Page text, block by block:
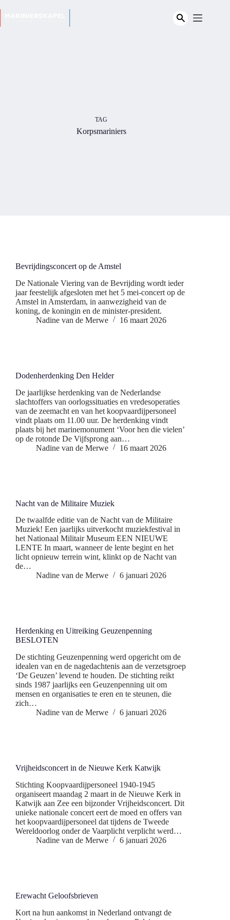
TAG
Korpsmariniers
Bevrijdingsconcert op de Amstel
De Nationale Viering van de Bevrijding wordt ieder
jaar feestelijk afgesloten met het 5 mei-concert op de
Amstel in Amsterdam, in aanwezigheid van de
koning, de koningin en de minister-president.
Nadine van de Merwe
16 maart 2026
Dodenherdenking Den Helder
De jaarlijkse herdenking van de Nederlandse
slachtoffers van oorlogssituaties en vredesoperaties
van de zeemacht en van het koopvaardijpersoneel
vindt plaats om 11.00 uur. De herdenking vindt
plaats bij het marinemonument ‘Voor hen die vielen’
op de rotonde De Vijfsprong aan…
Nadine van de Merwe
16 maart 2026
Nacht van de Militaire Muziek
De twaalfde editie van de Nacht van de Militaire
Muziek! Een jaarlijks uitverkocht muziekfestival in
het Nationaal Militair Museum EEN NIEUWE
LENTE In maart, wanneer de lente begint en het
licht opnieuw terrein wint, klinkt op de Nacht van
de…
Nadine van de Merwe
6 januari 2026
Herdenking en Uitreiking Geuzenpenning
BESLOTEN
De stichting Geuzenpenning werd opgericht om de
idealen van en de nagedachtenis aan de verzetsgroep
‘De Geuzen’ levend te houden. De stichting reikt
sinds 1987 jaarlijks een Geuzenpenning uit om
mensen en organisaties te eren en te steunen, die
zich…
Nadine van de Merwe
6 januari 2026
Vrijheidsconcert in de Nieuwe Kerk Katwijk
Stichting Koopvaardijpersoneel 1940-1945
organiseert maandag 2 maart in de Nieuwe Kerk in
Katwijk aan Zee een bijzonder Vrijheidsconcert. Dit
unieke nationale concert eert de moed en offers van
het koopvaardijpersoneel dat tijdens de Tweede
Wereldoorlog onder de Vaarplicht verplicht werd…
Nadine van de Merwe
6 januari 2026
Erewacht Geloofsbrieven
Kort na hun aankomst in Nederland ontvangt de